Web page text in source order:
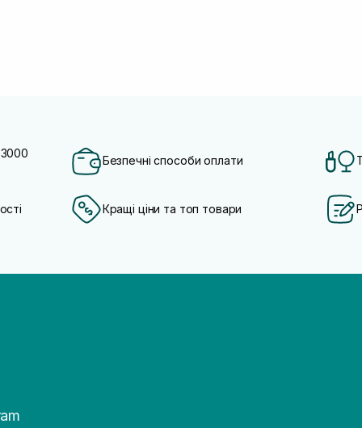
Безпечні способи оплати
Кращі ціни та топ товари